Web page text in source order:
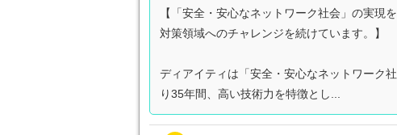
【「安全・安心なネットワーク社会」の実現
対策領域へのチャレンジを続けています。】
ディアイティは「安全・安心なネットワーク
り35年間、高い技術力を特徴とし...